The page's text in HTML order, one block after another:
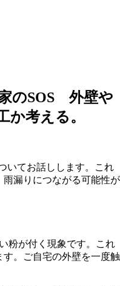
のSOS 外壁や
か考える。
いてお話しします。これ
漏りにつながる可能性が
粉が付く現象です。これ
。ご自宅の外壁を一度触